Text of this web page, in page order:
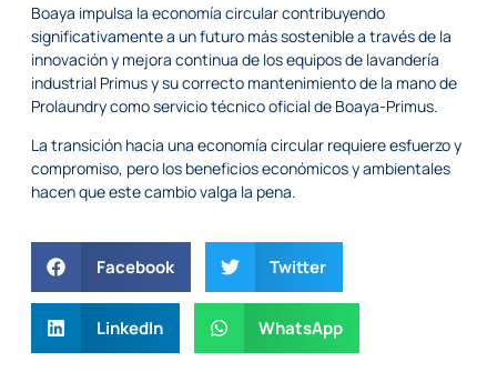
Boaya impulsa la economía circular contribuyendo
significativamente a un futuro más sostenible a través de la
innovación y mejora continua de los equipos de lavandería
industrial Primus y su correcto mantenimiento de la mano de
Prolaundry como servicio técnico oficial de Boaya-Primus.
La transición hacia una economía circular requiere esfuerzo y
compromiso, pero los beneficios económicos y ambientales
hacen que este cambio valga la pena.
Facebook Twitter
LinkedIn WhatsApp